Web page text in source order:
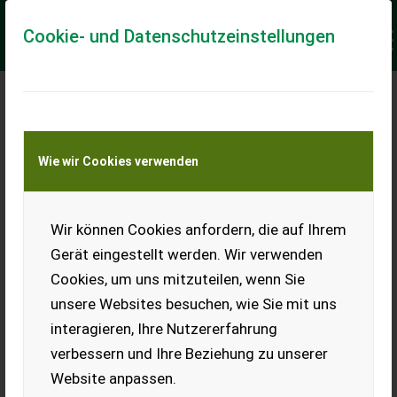
Cookie- und Datenschutzeinstellungen
Wie wir Cookies verwenden
Wir können Cookies anfordern, die auf Ihrem
Gerät eingestellt werden. Wir verwenden
Cookies, um uns mitzuteilen, wenn Sie
unsere Websites besuchen, wie Sie mit uns
interagieren, Ihre Nutzererfahrung
verbessern und Ihre Beziehung zu unserer
Website anpassen.
Meine Transportkostenanfrage
Transport von Land- und Baumaschinen –
KEINE Tiertransporte
Ladeort
Ort